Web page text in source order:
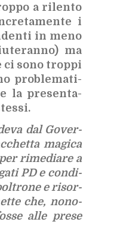
a ri­len­to
i
in meno
ma
ci sono trop­pi
pro­ble­ma­ti­
la pre­sen­ta­
dal Go­ver­
ma­gi­ca
ri­me­dia­re a
PD e con­di­
e ri­sor­
che, no­no­
alle pre­se